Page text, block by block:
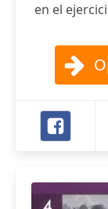
en el